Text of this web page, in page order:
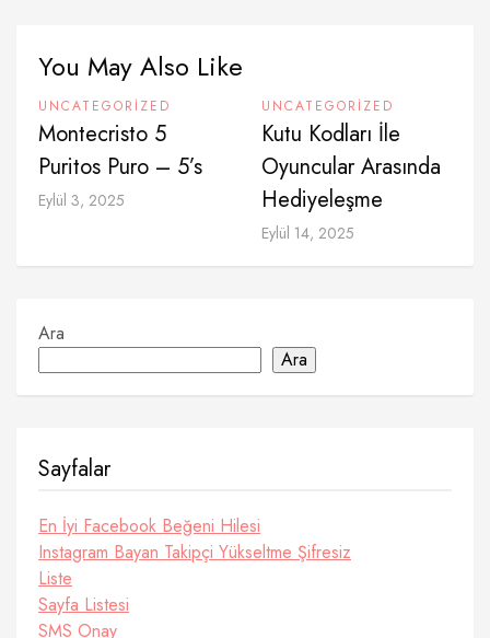
You May Also Like
UNCATEGORIZED
Montecristo 5
Puritos Puro – 5’s
Eylül 3, 2025
UNCATEGORIZED
Kutu Kodları İle
Oyuncular Arasında
Hediyeleşme
Eylül 14, 2025
Ara
Ara
Sayfalar
En İyi Facebook Beğeni Hilesi
Instagram Bayan Takipçi Yükseltme Şifresiz
Liste
Sayfa Listesi
SMS Onay